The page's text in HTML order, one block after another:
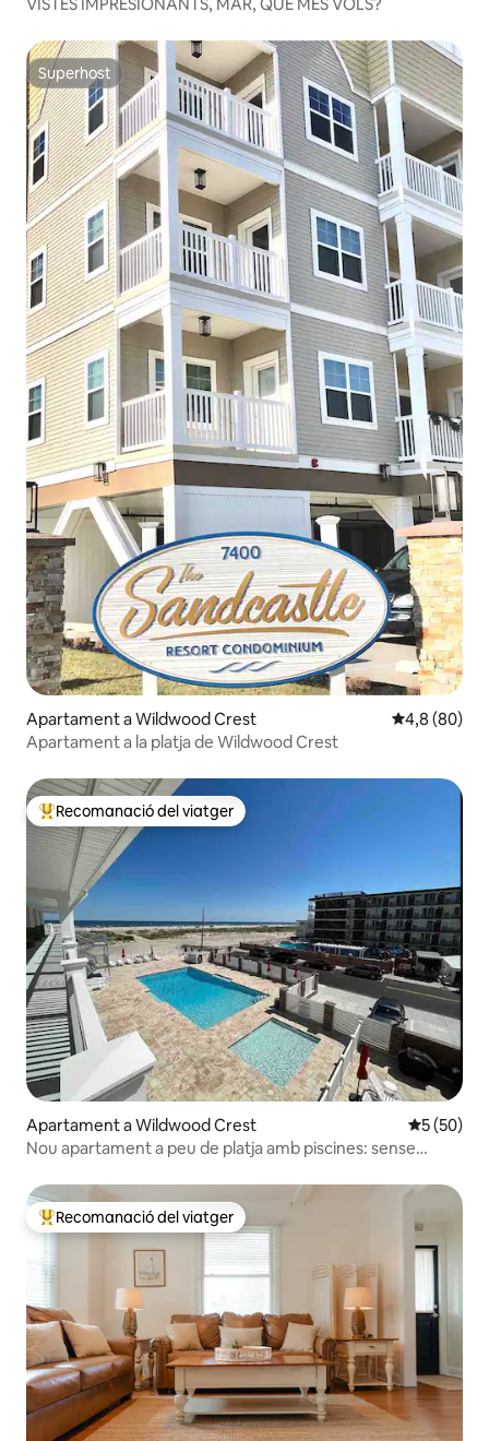
Superhost
Superhost
Apartament a Wildwood Crest 4,8 de
4,8 (80)
Apartament a la platja de Wildwood Crest
Principals recomanacions dels viatgers
Recomanació del viatger
Apartament a Wildwood Crest 5 de
5 (50)
Nou apartament a peu de platja amb piscines: sense
Principals recomanacions dels viatgers
Recomanació del viatger